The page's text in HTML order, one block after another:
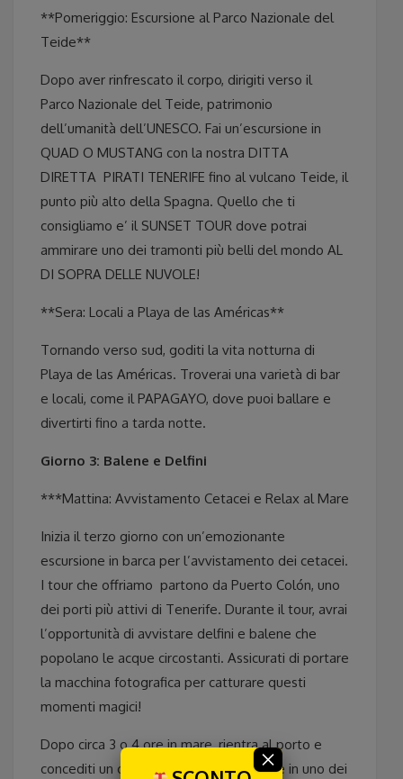
**Pomeriggio: Escursione al Parco Nazionale del
Teide**
Dopo aver rinfrescato il corpo, dirigiti verso il
Parco Nazionale del Teide, patrimonio
dell’umanità dell’UNESCO. Fai un’escursione in
QUAD O MUSTANG con la nostra DITTA
DIRETTA PIRATI TENERIFE fino al vulcano Teide, il
punto più alto della Spagna. Quello che ti
consigliamo e’ il SUNSET TOUR dove potrai
ammirare uno dei tramonti più belli del mondo AL
DI SOPRA DELLE NUVOLE!
**Sera: Locali a Playa de las Américas**
Tornando verso sud, goditi la vita notturna di
Playa de las Américas. Troverai una varietà di bar
e locali, come il PAPAGAYO, dove puoi ballare e
divertirti fino a tarda notte.
Giorno 3: Balene e Delfini
***Mattina: Avvistamento Cetacei e Relax al Mare
Inizia il terzo giorno con un’emozionante
escursione in barca per l’avvistamento dei cetacei.
I tour che offriamo partono da Puerto Colón, uno
dei porti più attivi di Tenerife. Durante il tour, avrai
l’opportunità di avvistare delfini e balene che
popolano le acque circostanti. Assicurati di portare
la macchina fotografica per catturare questi
momenti magici!
Dopo circa 3 o 4 ore in mare, rientra al porto e
concediti un caffè o un drink rinfrescante in uno dei
×